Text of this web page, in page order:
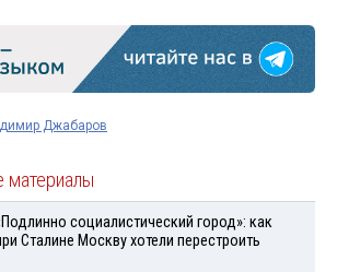
Джабаров
социалистический город»: как
Сталине Москву хотели перестроить